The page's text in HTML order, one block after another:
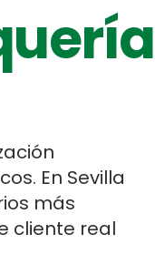
En Sevilla
más
cliente real